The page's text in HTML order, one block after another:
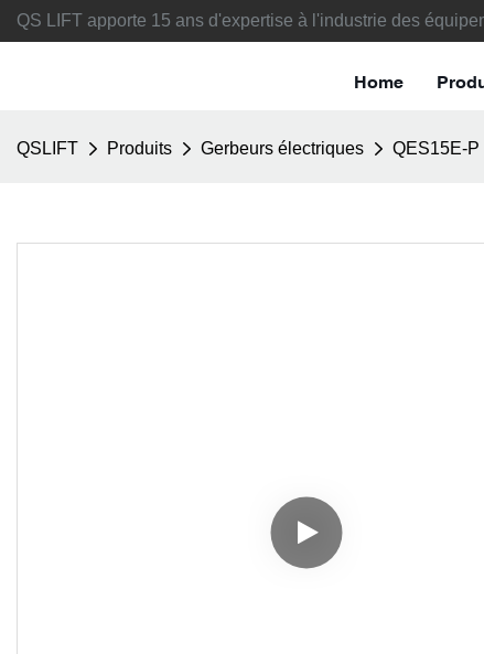
QS LIFT apporte 15 ans d'expertise à l'industrie des
Home
QSLIFT Produits Gerbeurs électriques QES15E-